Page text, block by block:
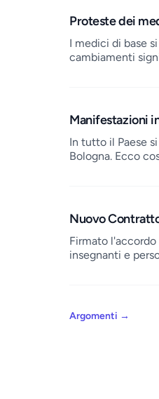
Proteste dei
I medici di base
cambiamenti
Manifestazioni
In tutto il Paese
Bologna. Ecco
Nuovo
Firmato
insegnanti e
Argomenti →